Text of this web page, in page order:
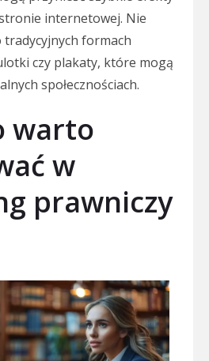
internetowej. Nie
formach
czy plakaty, które mogą
społecznościach.
warto
w
prawniczy